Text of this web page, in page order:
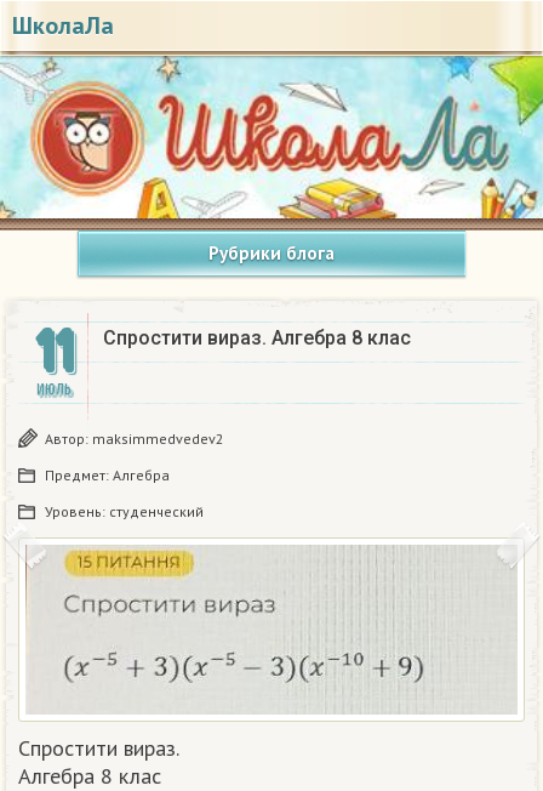
ШколаЛа
Рубрики блога
11
ИЮЛЬ
Спростити вираз. Алгебра 8 клас​
Автор: maksimmedvedev2
Предмет: Алгебра
Уровень: студенческий
Спростити вираз.
Алгебра 8 клас​